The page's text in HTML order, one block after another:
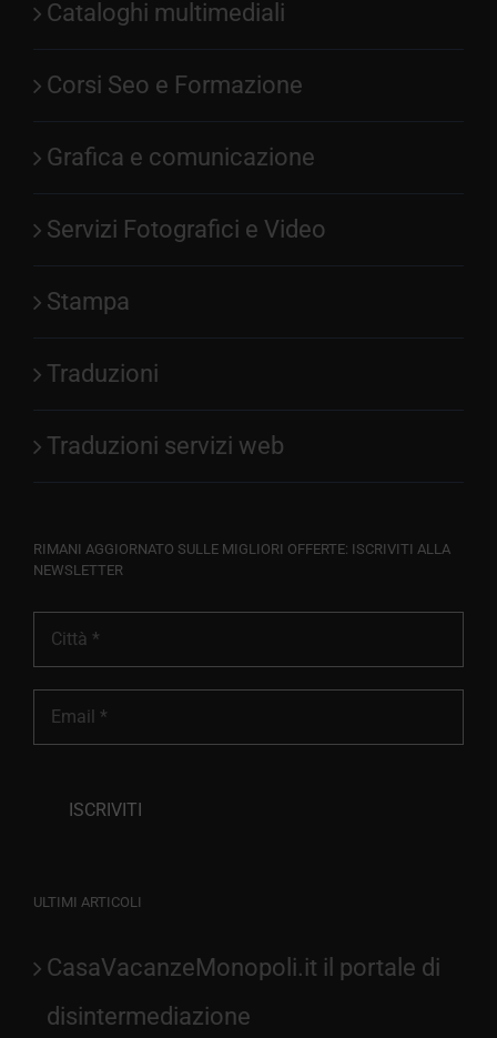
Cataloghi multimediali
Corsi Seo e Formazione
Grafica e comunicazione
Servizi Fotografici e Video
Stampa
Traduzioni
Traduzioni servizi web
RIMANI AGGIORNATO SULLE MIGLIORI OFFERTE: ISCRIVITI ALLA
NEWSLETTER
ULTIMI ARTICOLI
CasaVacanzeMonopoli.it il portale di
disintermediazione